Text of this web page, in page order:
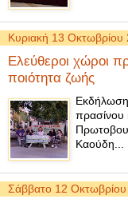
Κυριακή 13 Οκτωβρίου
Ελεύθεροι χώροι
ποιότητα ζωής
Εκδήλωση
πρασίνου
Καούδη...
Σάββατο 12